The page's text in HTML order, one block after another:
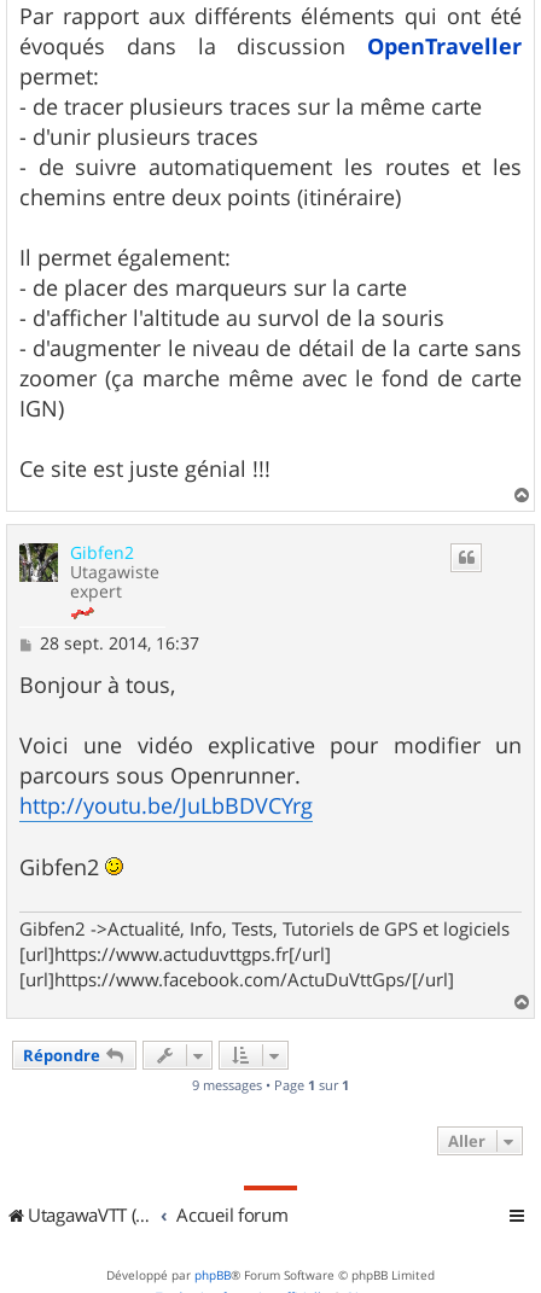
Par rapport aux différents éléments qui ont été
évoqués dans la discussion OpenTraveller
permet:
- de tracer plusieurs traces sur la même carte
- d'unir plusieurs traces
- de suivre automatiquement les routes et les
chemins entre deux points (itinéraire)
Il permet également:
- de placer des marqueurs sur la carte
- d'afficher l'altitude au survol de la souris
- d'augmenter le niveau de détail de la carte sans
zoomer (ça marche même avec le fond de carte
IGN)
Ce site est juste génial !!!
a
Gibfen2
Utagawiste
expert
M
s
s
g
e
28 sept. 2014, 16:37
Bonjour à tous,
Voici une vidéo explicative pour modifier un
parcours sous Openrunner.
http://youtu.be/JuLbBDVCYrg
Gibfen2
Gibfen2 ->Actualité, Info, Tests, Tutoriels de GPS et logiciels
[url]https://www.actuduvttgps.fr[/url]
[url]https://www.facebook.com/ActuDuVttGps/[/url]
a
Répondre
9 messages • Page 1 sur 1
Aller
UtagawaVTT (Randos VTT et VTTAE avec traces GPS) Accueil forum
Développé par phpBB® Forum Software © phpBB Limited